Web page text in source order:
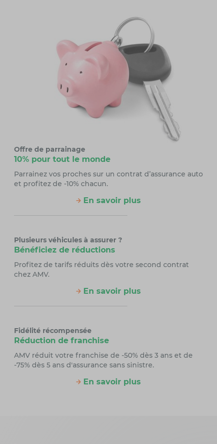
Offre de parrainage
10% pour tout le monde
Parrainez vos proches sur un contrat d’assurance auto
et profitez de -10% chacun.
En savoir plus
Plusieurs véhicules à assurer ?
Bénéficiez de réductions
Profitez de tarifs réduits dès votre second contrat
chez AMV.
En savoir plus
Fidélité récompensée
Réduction de franchise
AMV réduit votre franchise de -50% dès 3 ans et de
-75% dès 5 ans d'assurance sans sinistre.
En savoir plus